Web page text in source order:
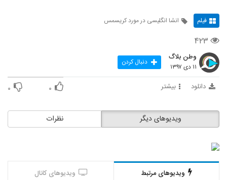
فیلم انشا انگلیسی در مورد کریسمس
۴۲۳
وطن بلاگ
۱۱ دی ۱۳۹۷ دنبال کردن
دانلود بیشتر ۰ ۰
نظرات ویدیوهای دیگر
ویدیوهای مرتبط ویدیوهای کانال